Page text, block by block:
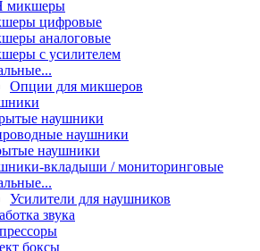
микшеры
цифровые
аналоговые
с усилителем
Опции для микшеров
наушники
наушники
наушники
вкладыши / мониторинговые
Усилители для наушников
звука
боксы